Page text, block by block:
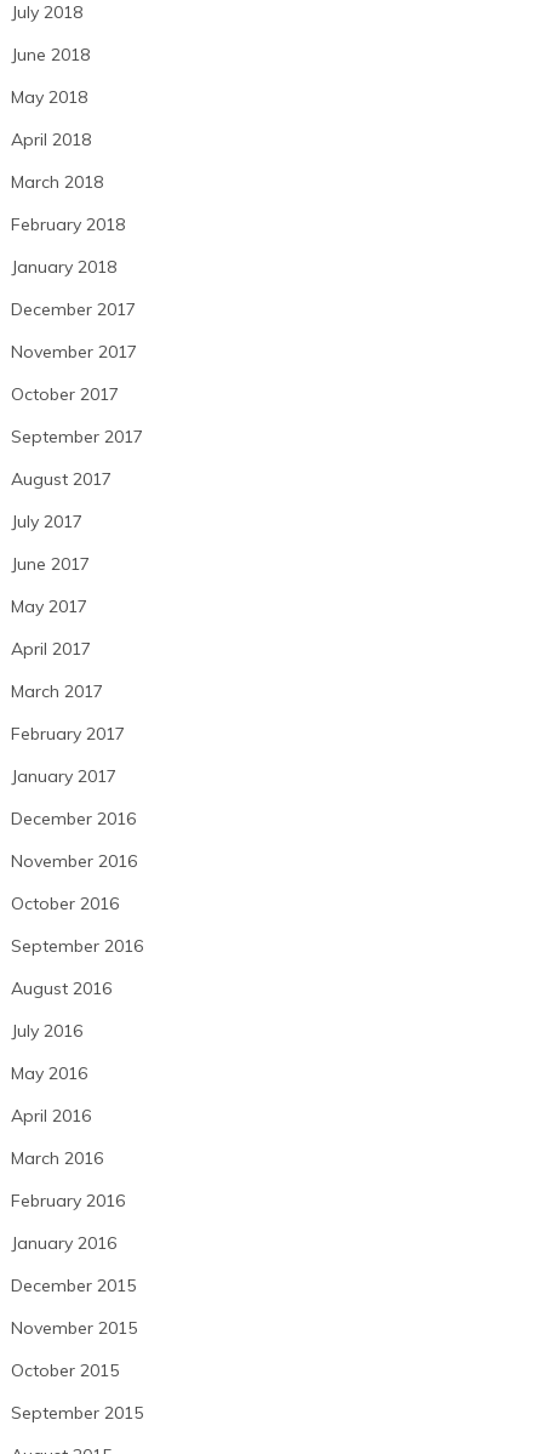
July 2018
June 2018
May 2018
April 2018
March 2018
February 2018
January 2018
December 2017
November 2017
October 2017
September 2017
August 2017
July 2017
June 2017
May 2017
April 2017
March 2017
February 2017
January 2017
December 2016
November 2016
October 2016
September 2016
August 2016
July 2016
May 2016
April 2016
March 2016
February 2016
January 2016
December 2015
November 2015
October 2015
September 2015